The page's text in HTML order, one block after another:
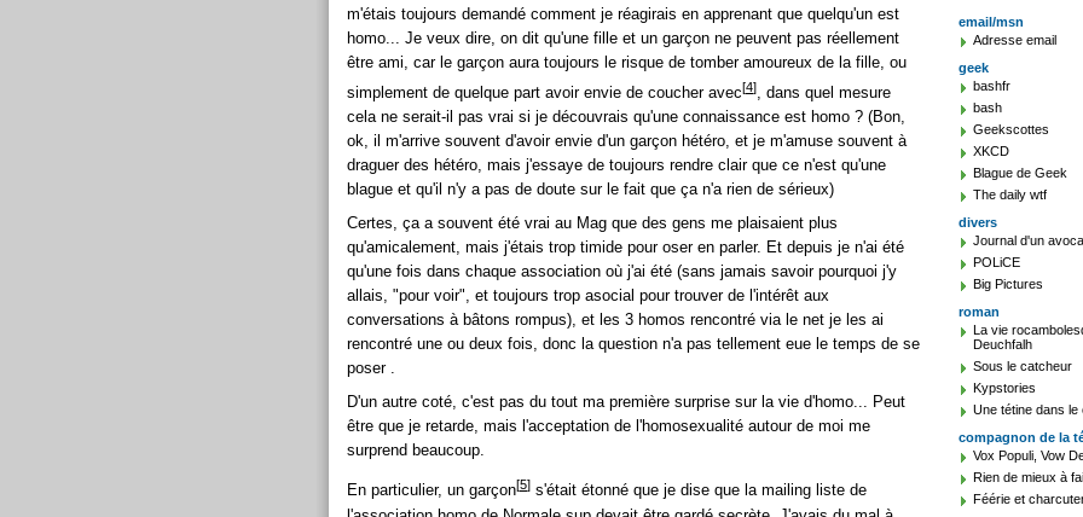
m'étais toujours demandé comment je réagirais en apprenant que quelqu'un est
homo... Je veux dire, on dit qu'une fille et un garçon ne peuvent pas réellement
être ami, car le garçon aura toujours le risque de tomber amoureux de la fille, ou
simplement de quelque part avoir envie de coucher avec[4], dans quel mesure
cela ne serait-il pas vrai si je découvrais qu'une connaissance est homo ? (Bon,
ok, il m'arrive souvent d'avoir envie d'un garçon hétéro, et je m'amuse souvent à
draguer des hétéro, mais j'essaye de toujours rendre clair que ce n'est qu'une
blague et qu'il n'y a pas de doute sur le fait que ça n'a rien de sérieux)
Certes, ça a souvent été vrai au Mag que des gens me plaisaient plus
qu'amicalement, mais j'étais trop timide pour oser en parler. Et depuis je n'ai été
qu'une fois dans chaque association où j'ai été (sans jamais savoir pourquoi j'y
allais, "pour voir", et toujours trop asocial pour trouver de l'intérêt aux
conversations à bâtons rompus), et les 3 homos rencontré via le net je les ai
rencontré une ou deux fois, donc la question n'a pas tellement eue le temps de se
poser .
D'un autre coté, c'est pas du tout ma première surprise sur la vie d'homo... Peut
être que je retarde, mais l'acceptation de l'homosexualité autour de moi me
surprend beaucoup.
En particulier, un garçon[5] s'était étonné que je dise que la mailing liste de
email/msn
Adresse email
geek
bashfr
bash
Geekscottes
XKCD
Blague de Geek
The daily wtf
divers
Journal d'un
POLiCE
Big Pictures
roman
La vie
Deuchfalh
Sous le catcheur
Kypstories
Une tétine dans le
compagnon de la
Vox Populi, Vow
Rien de mieux à
Féérie et